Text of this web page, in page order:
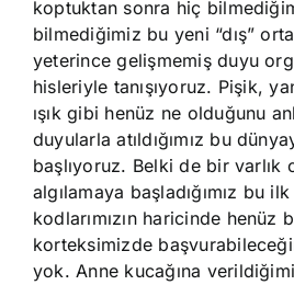
koptuktan sonra hiç
bilmediğimiz bu yeni “dış”
yeterince gelişmemiş duyu
hisleriyle tanışıyoruz. Pişik,
ışık gibi henüz ne olduğunu
duyularla atıldığımız bu
başlıyoruz. Belki de bir varlık
algılamaya başladığımız bu
kodlarımızın haricinde henüz
korteksimizde
yok. Anne kucağına